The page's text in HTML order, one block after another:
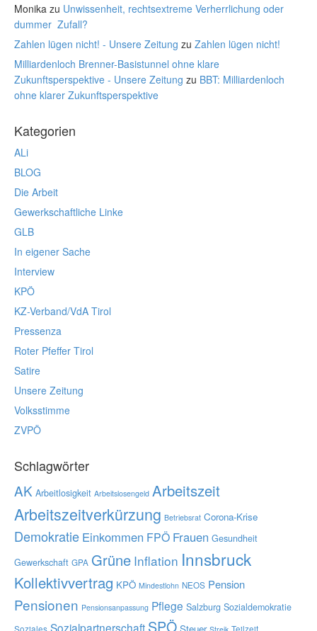
Monika zu Unwissenheit, rechtsextreme Verherrlichung oder
dummer Zufall?
Zahlen lügen nicht! - Unsere Zeitung zu Zahlen lügen nicht!
Milliardenloch Brenner-Basistunnel ohne klare
Zukunftsperspektive - Unsere Zeitung zu BBT: Milliardenloch
ohne klarer Zukunftsperspektive
Kategorien
ALi
BLOG
Die Arbeit
Gewerkschaftliche Linke
GLB
In eigener Sache
Interview
KPÖ
KZ-Verband/VdA Tirol
Pressenza
Roter Pfeffer Tirol
Satire
Unsere Zeitung
Volksstimme
ZVPÖ
Schlagwörter
AK Arbeitlosigkeit Arbeitslosengeld Arbeitszeit
Arbeitszeitverkürzung Betriebsrat Corona-Krise
Demokratie Einkommen FPÖ Frauen Gesundheit
Gewerkschaft GPA Grüne Inflation Innsbruck
Kollektivvertrag KPÖ Mindestlohn NEOS Pension
Pensionen Pensionsanpassung Pflege Salzburg Sozialdemokratie
Soziales Sozialpartnerschaft SPÖ Steuer Teilzeit